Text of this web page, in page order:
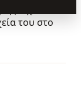
του στο